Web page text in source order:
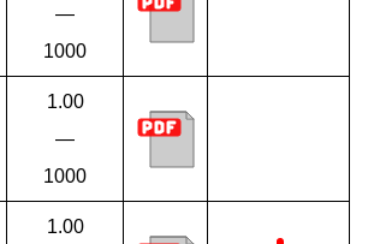
—
1000
1.00
—
1000
1.00